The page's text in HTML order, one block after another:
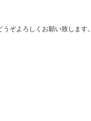
ぞよろしくお願い致します。